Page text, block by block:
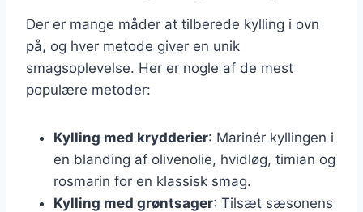
Der er mange måder at tilberede kylling i ovn
på, og hver metode giver en unik
smagsoplevelse. Her er nogle af de mest
populære metoder:
Kylling med krydderier: Marinér kyllingen i
en blanding af olivenolie, hvidløg, timian og
rosmarin for en klassisk smag.
Kylling med grøntsager: Tilsæt sæsonens